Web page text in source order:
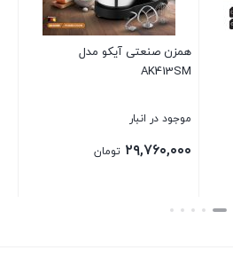
همزن صنعتی آیکو مدل
AK413SM
موجود در انبار
۲۹,۷۶۰,۰۰۰ تومان
بستن